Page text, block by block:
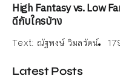
High Fantasy vs. Low
ดีกับใครบ้าง
Text: ณัฐพงษ์ วิมลรัตน์
Latest Posts